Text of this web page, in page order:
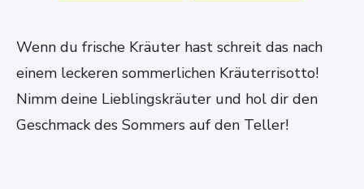
Wenn du frische Kräuter hast schreit das nach
einem leckeren sommerlichen Kräuterrisotto!
Nimm deine Lieblingskräuter und hol dir den
Geschmack des Sommers auf den Teller!